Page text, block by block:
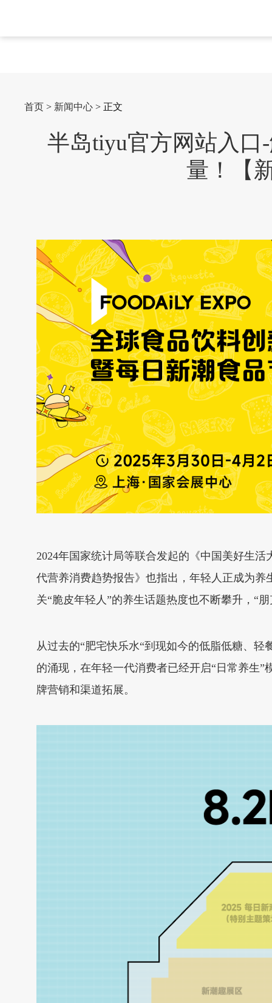
首页 > 新闻中心 > 正文
半岛tiyu官方网站入口
量！【
2024年国家统计局等联合发起的《中国美好生
代营养消费趋势报告》也指出，年轻人正成为养
关“脆皮年轻人”的养生话题热度也不断攀升，“
从过去的“肥宅快乐水“到现如今的低脂低糖、
的涌现，在年轻一代消费者已经开启“日常养生
牌营销和渠道拓展。